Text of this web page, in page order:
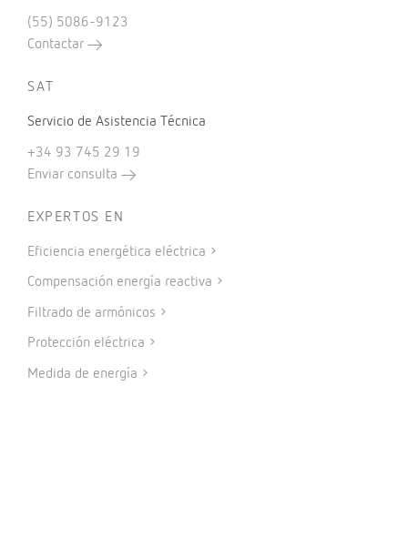
(55) 5086-9123
Contactar
SAT
Servicio de Asistencia Técnica
+34 93 745 29 19
Enviar consulta
EXPERTOS EN
Eficiencia energética eléctrica
Compensación energía reactiva
Filtrado de armónicos
Protección eléctrica
Medida de energía